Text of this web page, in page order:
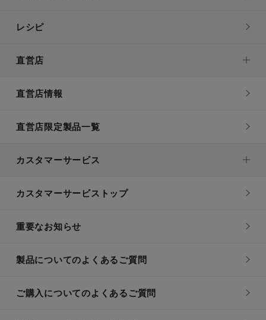
レシピ
直営店
直営店情報
直営店限定製品一覧
カスタマーサービス
カスタマーサービストップ
重要なお知らせ
製品についてのよくあるご質問
ご購入についてのよくあるご質問